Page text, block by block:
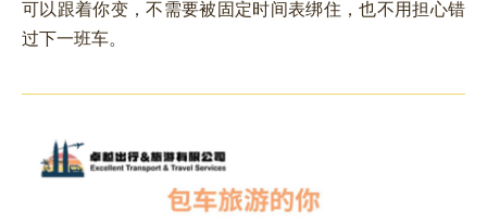
可以跟着你变，不需要被固定时间表绑住，也不用担心错
过下一班车。